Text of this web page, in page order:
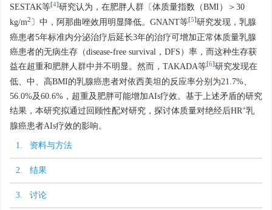
SESTAK等[4]研究认为，在肥胖人群〔体质量指数（BMI）＞30
kg/m2 〕中，阿那曲唑效用明显降低。GNANT等[5]研究发现，乳腺
癌患者5年标准内分泌治疗后延长3年的治疗可增加正常体质量乳腺
癌患者的无病生存（disease-free survival，DFS）率，而这种生存获
益在超重和肥胖人群中并不明显。然而，TAKADA等[6]研究发现在
低、中、高BMI的乳腺癌患者对依西美坦的反应率分别为21.7%、
56.0%及60.6%，超重及肥胖可能增加AIs疗效。基于上述矛盾的研究
结果，本研究拟通过回顾性配对研究，探讨体质量对绝经后HR+乳
腺癌患者AIs疗效的影响。
1. 资料与方法
2. 结果
3. 讨论